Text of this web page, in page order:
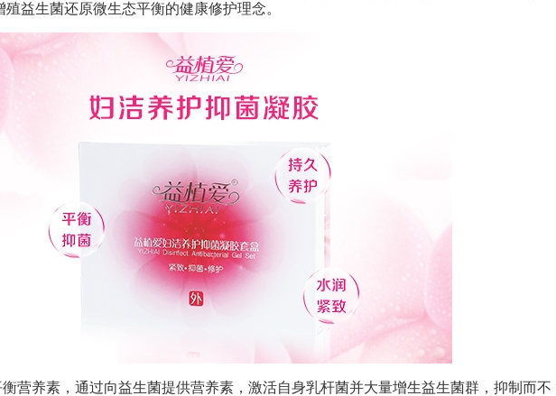
益生菌还原微生态平衡的健康修护理念。
营养素，通过向益生菌提供营养素，激活自身乳杆菌并大量增生益生菌群，抑制而不